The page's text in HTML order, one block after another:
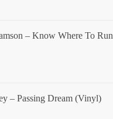
‎– Know Where To Run
‎– Passing Dream (Vinyl)